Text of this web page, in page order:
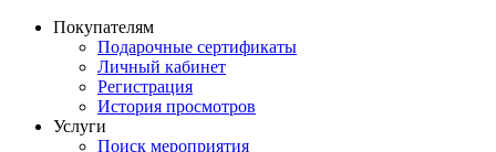
Покупателям
Подарочные сертификаты
Личный кабинет
Регистрация
История просмотров
Услуги
Поиск мероприятия